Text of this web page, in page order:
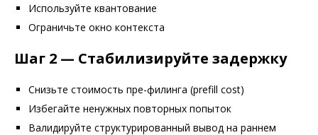
Используйте квантование
Ограничьте окно контекста
Шаг 2 — Стабилизируйте задержку
Снизьте стоимость пре-филинга (prefill cost)
Избегайте ненужных повторных попыток
Валидируйте структурированный вывод на раннем